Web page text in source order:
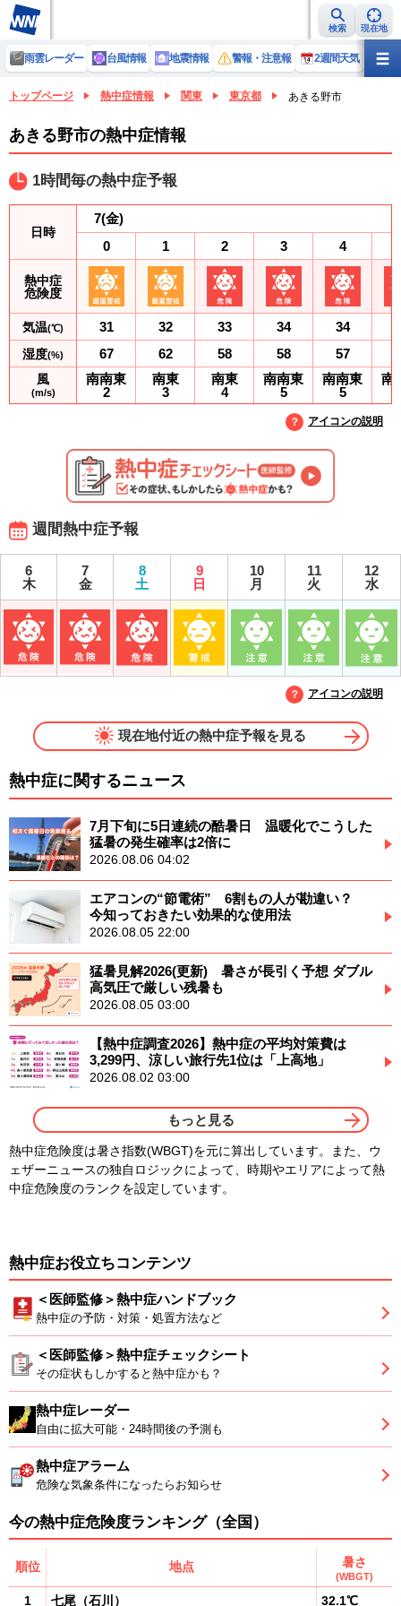
検索 現在地
雨雲レーダー 台風情報 地震情報 警報・注意報 2週間天気 ラ
トップページ 熱中症情報 関東 東京都 あきる野市
あきる野市の熱中症情報
1時間毎の熱中症予報
日時
熱中症
危険度
気温(℃)
湿度(%)
風
(m/s)
7(金)
0
31
67
南南東
2
1
32
62
南東
3
2
33
58
南東
4
3
34
58
南南東
5
4
34
57
南南東
5
南
アイコンの説明
週間熱中症予報
6
木
7
金
8
土
9
日
10
月
11
火
12
水
アイコンの説明
現在地付近の熱中症予報を見る
熱中症に関するニュース
7月下旬に5日連続の酷暑日 温暖化でこうした
猛暑の発生確率は2倍に
2026.08.06 04:02
エアコンの“節電術” 6割もの人が勘違い？
今知っておきたい効果的な使用法
2026.08.05 22:00
猛暑見解2026(更新) 暑さが長引く予想 ダブル
高気圧で厳しい残暑も
2026.08.05 03:00
【熱中症調査2026】熱中症の平均対策費は
3,299円、涼しい旅行先1位は「上高地」
2026.08.02 03:00
もっと見る
熱中症危険度は暑さ指数(WBGT)を元に算出しています。また、ウ
ェザーニュースの独自ロジックによって、時期やエリアによって熱
中症危険度のランクを設定しています。
熱中症お役立ちコンテンツ
＜医師監修＞熱中症ハンドブック
熱中症の予防・対策・処置方法など
＜医師監修＞熱中症チェックシート
その症状もしかすると熱中症かも？
熱中症レーダー
自由に拡大可能・24時間後の予測も
熱中症アラーム
危険な気象条件になったらお知らせ
今の熱中症危険度ランキング（全国）
順位 地点 暑さ
(WBGT)
1 七尾 （石川 ） 32.1℃